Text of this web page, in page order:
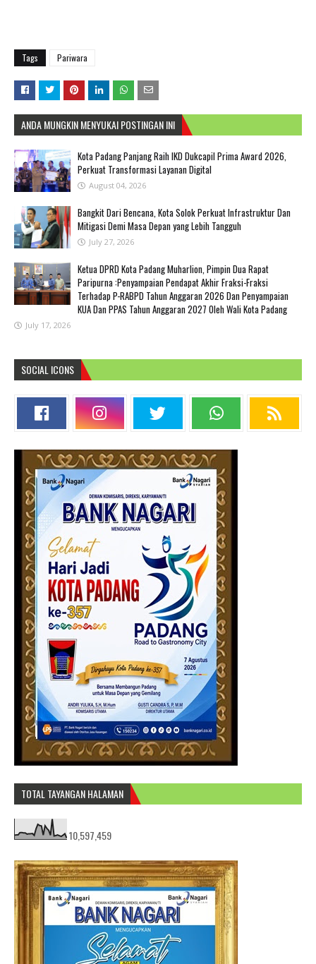
Tags Pariwara
ANDA MUNGKIN MENYUKAI POSTINGAN INI
Kota Padang Panjang Raih IKD Dukcapil Prima Award 2026,
Perkuat Transformasi Layanan Digital
August 04, 2026
Bangkit Dari Bencana, Kota Solok Perkuat Infrastruktur Dan
Mitigasi Demi Masa Depan yang Lebih Tangguh
July 27, 2026
Ketua DPRD Kota Padang Muharlion, Pimpin Dua Rapat
Paripurna :Penyampaian Pendapat Akhir Fraksi-Fraksi
Terhadap P-RABPD Tahun Anggaran 2026 Dan Penyampaian
KUA Dan PPAS Tahun Anggaran 2027 Oleh Wali Kota Padang
July 17, 2026
SOCIAL ICONS
TOTAL TAYANGAN HALAMAN
10,597,459